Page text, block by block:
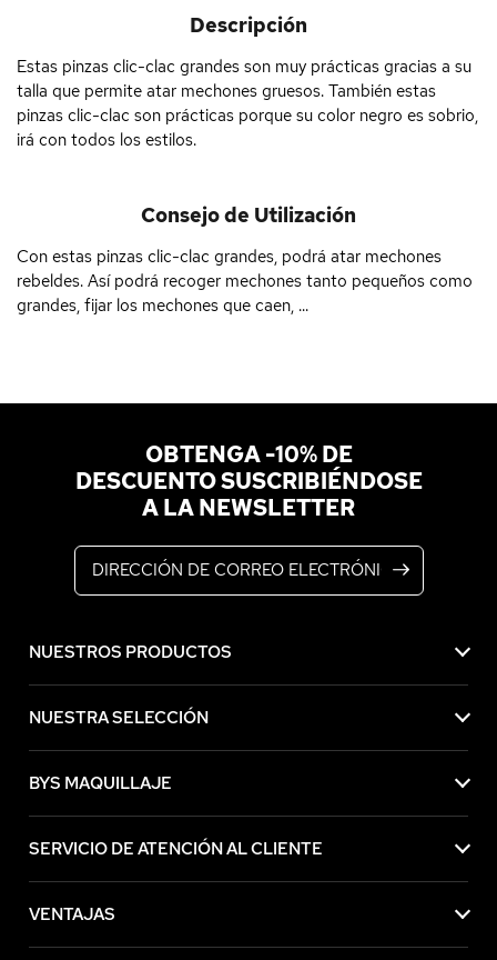
Descripción
Estas pinzas clic-clac grandes son muy prácticas gracias a su
talla que permite atar mechones gruesos. También estas
pinzas clic-clac son prácticas porque su color negro es sobrio,
irá con todos los estilos.
Consejo de Utilización
Con estas pinzas clic-clac grandes, podrá atar mechones
rebeldes. Así podrá recoger mechones tanto pequeños como
grandes, fijar los mechones que caen, ...
OBTENGA -10% DE
DESCUENTO SUSCRIBIÉNDOSE
A LA NEWSLETTER
NUESTROS PRODUCTOS
NUESTRA SELECCIÓN
BYS MAQUILLAJE
SERVICIO DE ATENCIÓN AL CLIENTE
VENTAJAS